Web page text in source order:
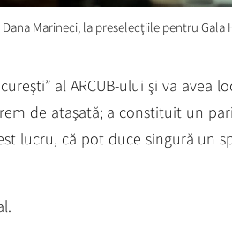
Dana Marineci, la preselecţiile pentru Gala
al ARCUB-ului şi va avea
de ataşată; a constituit un
lucru, că pot duce singură un